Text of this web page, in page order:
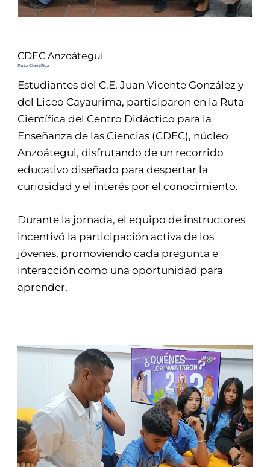
CDEC Anzoátegui
Ruta Científica
Estudiantes del C.E. Juan Vicente González y
del Liceo Cayaurima, participaron en la Ruta
Científica del Centro Didáctico para la
Enseñanza de las Ciencias (CDEC), núcleo
Anzoátegui, disfrutando de un recorrido
educativo diseñado para despertar la
curiosidad y el interés por el conocimiento.
Durante la jornada, el equipo de instructores
incentivó la participación activa de los
jóvenes, promoviendo cada pregunta e
interacción como una oportunidad para
aprender.